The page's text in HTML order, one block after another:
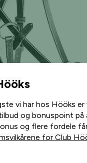
vi har hos Hööks er
og bonuspoint på
og flere fordele
for Club